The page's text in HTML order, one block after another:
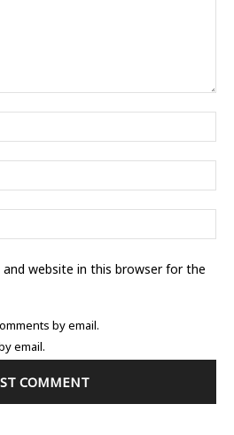
and website in this browser for the
by email.
email.